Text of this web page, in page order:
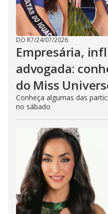
DO R7/24/07/2026
Empresária,
advogada:
do Miss
Conheça algumas das
no sábado